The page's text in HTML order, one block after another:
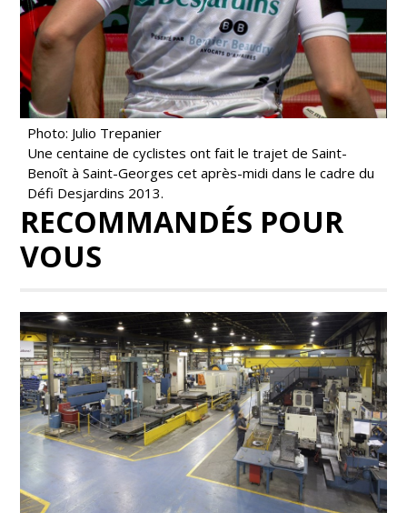
Photo: Julio Trepanier
Une centaine de cyclistes ont fait le trajet de Saint-
Benoît à Saint-Georges cet après-midi dans le cadre du
Défi Desjardins 2013.
RECOMMANDÉS POUR
VOUS